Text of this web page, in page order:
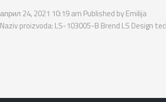
април 24, 2021 10:19 am Published byEmilija
Naziv proizvoda: LS-103005-B Brend LS Design